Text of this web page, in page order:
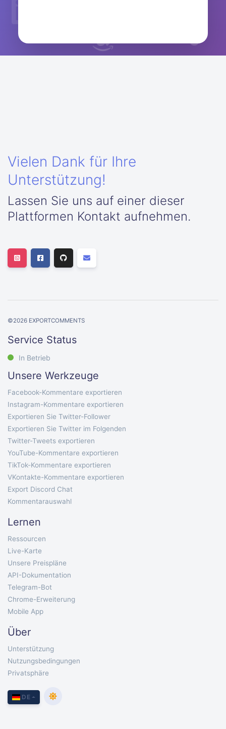
Vielen Dank für Ihre
Unterstützung!
Lassen Sie uns auf einer dieser
Plattformen Kontakt aufnehmen.
©2026 EXPORTCOMMENTS
Service Status
In Betrieb
Unsere Werkzeuge
Facebook-Kommentare exportieren
Instagram-Kommentare exportieren
Exportieren Sie Twitter-Follower
Exportieren Sie Twitter im Folgenden
Twitter-Tweets exportieren
YouTube-Kommentare exportieren
TikTok-Kommentare exportieren
VKontakte-Kommentare exportieren
Export Discord Chat
Kommentarauswahl
Lernen
Ressourcen
Live-Karte
Unsere Preispläne
API-Dokumentation
Telegram-Bot
Chrome-Erweiterung
Mobile App
Über
Unterstützung
Nutzungsbedingungen
Privatsphäre
DE